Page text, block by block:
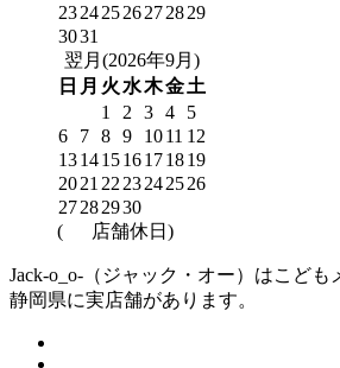
23242526272829
3031
翌月(2026年9月)
日 月 火 水木金土
1
2 3 4
5
6
7 8 9 1011 12
13141516171819
2021 22 23242526
27282930
(
店舗休日)
Jack-o_o-（ジャック・オー）はこども
静岡県に実店舗があります。